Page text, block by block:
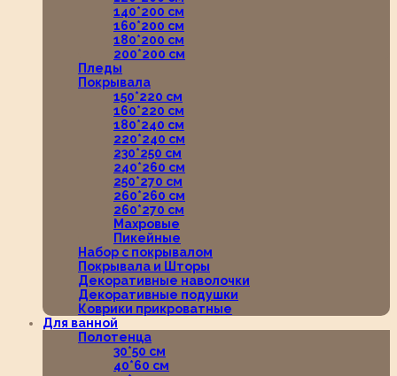
140*200 см
160*200 см
180*200 см
200*200 см
Пледы
Покрывала
150*220 см
160*220 см
180*240 см
220*240 см
230*250 см
240*260 см
250*270 см
260*260 см
260*270 см
Махровые
Пикейные
Набор с покрывалом
Покрывала и Шторы
Декоративные наволочки
Декоративные подушки
Коврики прикроватные
Для ванной
Полотенца
30*50 см
40*60 см